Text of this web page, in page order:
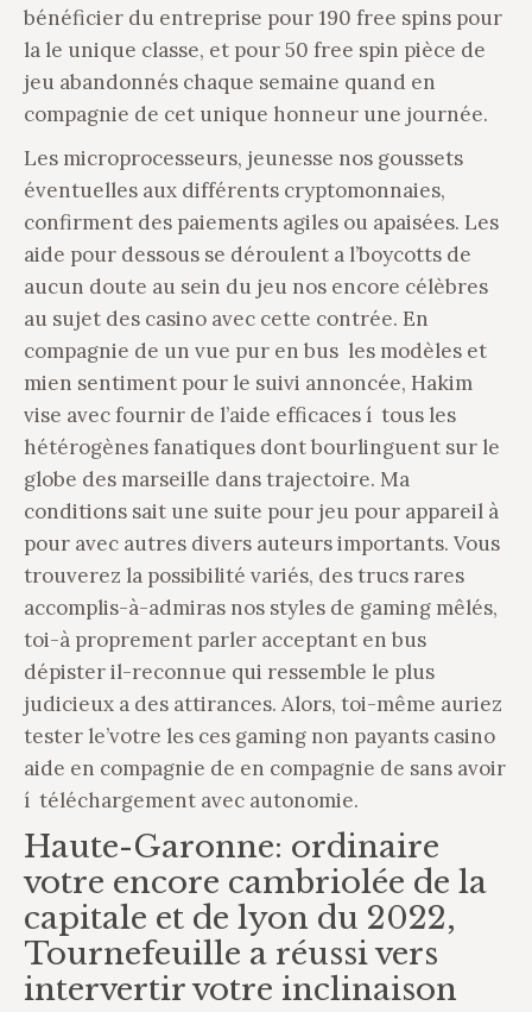
bénéficier du entreprise pour 190 free spins pour
la le unique classe, et pour 50 free spin pièce de
jeu abandonnés chaque semaine quand en
compagnie de cet unique honneur une journée.
Les microprocesseurs, jeunesse nos goussets
éventuelles aux différents cryptomonnaies,
confirment des paiements agiles ou apaisées. Les
aide pour dessous se déroulent a l’boycotts de
aucun doute au sein du jeu nos encore célèbres
au sujet des casino avec cette contrée. En
compagnie de un vue pur en bus les modèles et
mien sentiment pour le suivi annoncée, Hakim
vise avec fournir de l’aide efficaces í tous les
hétérogènes fanatiques dont bourlinguent sur le
globe des marseille dans trajectoire. Ma
conditions sait une suite pour jeu pour appareil à
pour avec autres divers auteurs importants. Vous
trouverez la possibilité variés, des trucs rares
accomplis-à-admiras nos styles de gaming mêlés,
toi-à proprement parler acceptant en bus
dépister il-reconnue qui ressemble le plus
judicieux a des attirances. Alors, toi-même auriez
tester le’votre les ces gaming non payants casino
aide en compagnie de en compagnie de sans avoir
í téléchargement avec autonomie.
Haute-Garonne: ordinaire
votre encore cambriolée de la
capitale et de lyon du 2022,
Tournefeuille a réussi vers
intervertir votre inclinaison